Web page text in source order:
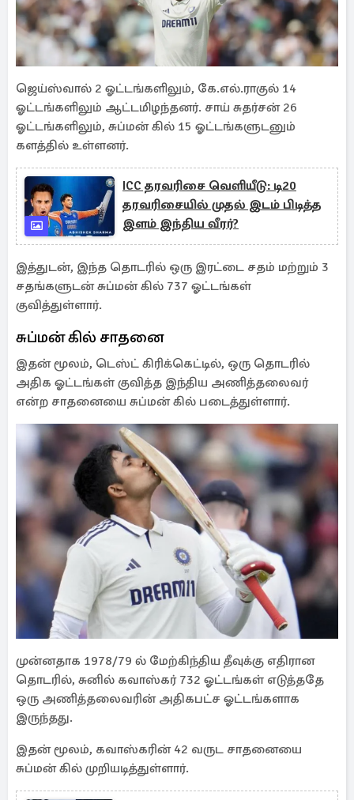
ஜெய்ஸ்வால் 2 ஓட்டங்களிலும், கே.எல்.ராகுல் 14
ஓட்டங்களிலும் ஆட்டமிழந்தனர். சாய் சுதர்சன் 26
ஓட்டங்களிலும், சுப்மன் கில் 15 ஓட்டங்களுடனும்
களத்தில் உள்ளனர்.
ICC தரவரிசை வெளியீடு: டி20
தரவரிசையில் முதல் இடம் பிடித்த
இளம் இந்திய வீரர்?
இத்துடன், இந்த தொடரில் ஒரு இரட்டை சதம் மற்றும் 3
சதங்களுடன் சுப்மன் கில் 737 ஓட்டங்கள்
குவித்துள்ளார்.
சுப்மன் கில் சாதனை
இதன் மூலம், டெஸ்ட் கிரிக்கெட்டில், ஒரு தொடரில்
அதிக ஓட்டங்கள் குவித்த இந்திய அணித்தலைவர்
என்ற சாதனையை சுப்மன் கில் படைத்துள்ளார்.
முன்னதாக 1978/79 ல் மேற்கிந்திய தீவுக்கு எதிரான
தொடரில், சுனில் கவாஸ்கர் 732 ஓட்டங்கள் எடுத்ததே
ஒரு அணித்தலைவரின் அதிகபட்ச ஓட்டங்களாக
இருந்தது.
இதன் மூலம், கவாஸ்கரின் 42 வருட சாதனையை
சுப்மன் கில் முறியடித்துள்ளார்.